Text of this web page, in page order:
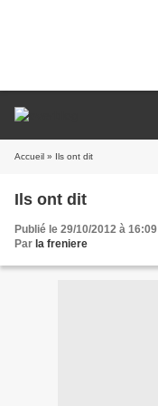
Accueil » Ils ont dit
Ils ont dit
Publié le 29/10/2012 à 16:09
Par la freniere